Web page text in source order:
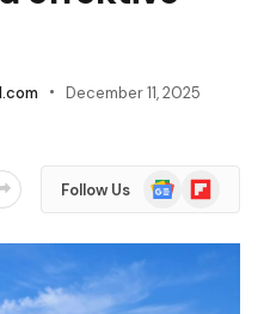
December 11, 2025
Follow Us
Google
News
Flipboard